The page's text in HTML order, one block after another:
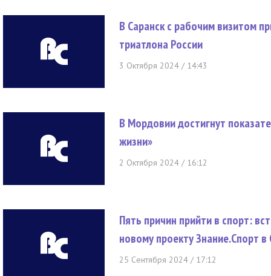
В Саранск с рабочим визитом
триатлона России
3 Октября 2024 / 14:43
В Мордовии достигнут
жизни»
2 Октября 2024 / 16:12
Пять причин прийти в спорт:
новому проекту Знание.Спорт в
25 Сентября 2024 / 17:12